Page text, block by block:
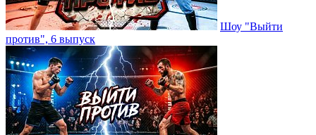
Шоу "Выйти
против", 6 выпуск